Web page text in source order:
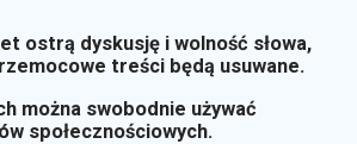
ostrą dyskusję i wolność słowa,
treści będą usuwane.
można swobodnie używać
społecznościowych.